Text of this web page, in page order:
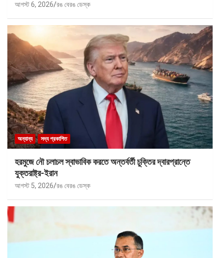
আগস্ট 6, 2026 রঙ বেরঙ ডেস্ক
অন্যান্য সদ্য প্রকাশিত
হরমুজে নৌ চলাচল স্বাভাবিক করতে অন্তর্বর্তী চুক্তির দ্বারপ্রান্তে
যুক্তরাষ্ট্র-ইরান
আগস্ট 5, 2026 রঙ বেরঙ ডেস্ক